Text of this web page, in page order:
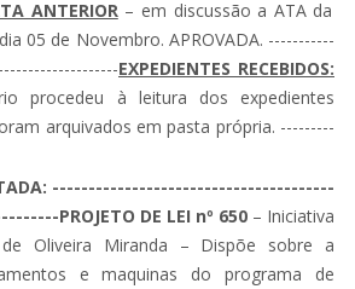
ANTERIOR – em discussão a ATA da
05 de Novembro. APROVADA. -----------
EXPEDIENTES RECEBIDOS:
procedeu à leitura dos expedientes
arquivados em pasta própria. ---------
---------------------------------------
PROJETO DE LEI nº 650 – Iniciativa
Oliveira Miranda – Dispõe sobre a
e maquinas do programa de